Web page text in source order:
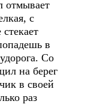
отмывает
с
в
Со
на берег
в своей
раз